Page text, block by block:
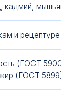
кадмий, мышьяк,
и рецептуре
(ГОСТ
(ГОСТ 5899)